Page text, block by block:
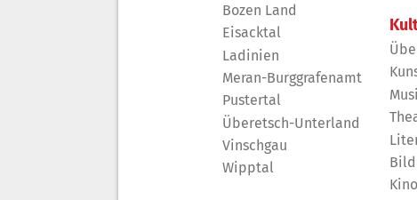
Bozen Land
Eisacktal
Ladinien
Meran-Burggrafenamt
Pustertal
Überetsch-Unterland
Vinschgau
Wipptal